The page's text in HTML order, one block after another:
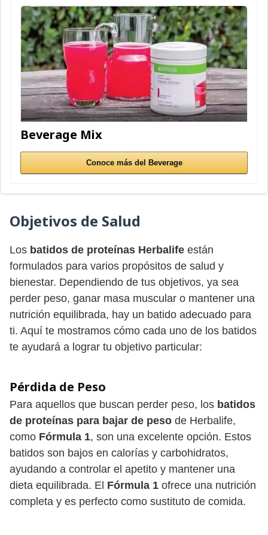
Beverage Mix
Conoce más del Beverage
Objetivos de Salud
Los batidos de proteínas Herbalife están
formulados para varios propósitos de salud y
bienestar. Dependiendo de tus objetivos, ya sea
perder peso, ganar masa muscular o mantener una
nutrición equilibrada, hay un batido adecuado para
ti. Aquí te mostramos cómo cada uno de los batidos
te ayudará a lograr tu objetivo particular:
Pérdida de Peso
Para aquellos que buscan perder peso, los batidos
de proteínas para bajar de peso de Herbalife,
como Fórmula 1, son una excelente opción. Estos
batidos son bajos en calorías y carbohidratos,
ayudando a controlar el apetito y mantener una
dieta equilibrada. El Fórmula 1 ofrece una nutrición
completa y es perfecto como sustituto de comida.